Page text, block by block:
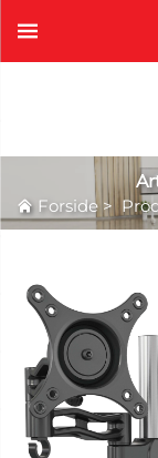
Forside >